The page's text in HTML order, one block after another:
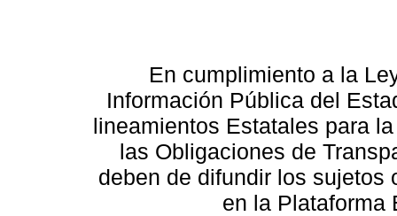
En cumplimiento a la
Información Pública del
lineamientos Estatales para
las Obligaciones de
deben de difundir los sujetos
en la Plataforma